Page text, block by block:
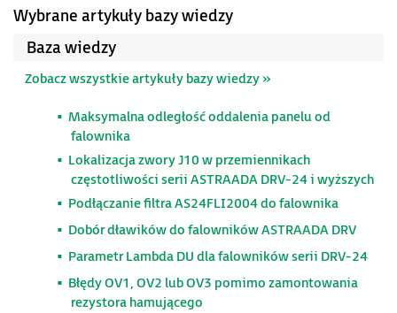
Wybrane artykuły bazy wiedzy
Baza wiedzy
Zobacz wszystkie artykuły bazy wiedzy »
Maksymalna odległość oddalenia panelu od
falownika
Lokalizacja zwory J10 w przemiennikach
częstotliwości serii ASTRAADA DRV-24 i wyższych
Podłączanie filtra AS24FLI2004 do falownika
Dobór dławików do falowników ASTRAADA DRV
Parametr Lambda DU dla falowników serii DRV-24
Błędy OV1, OV2 lub OV3 pomimo zamontowania
rezystora hamującego